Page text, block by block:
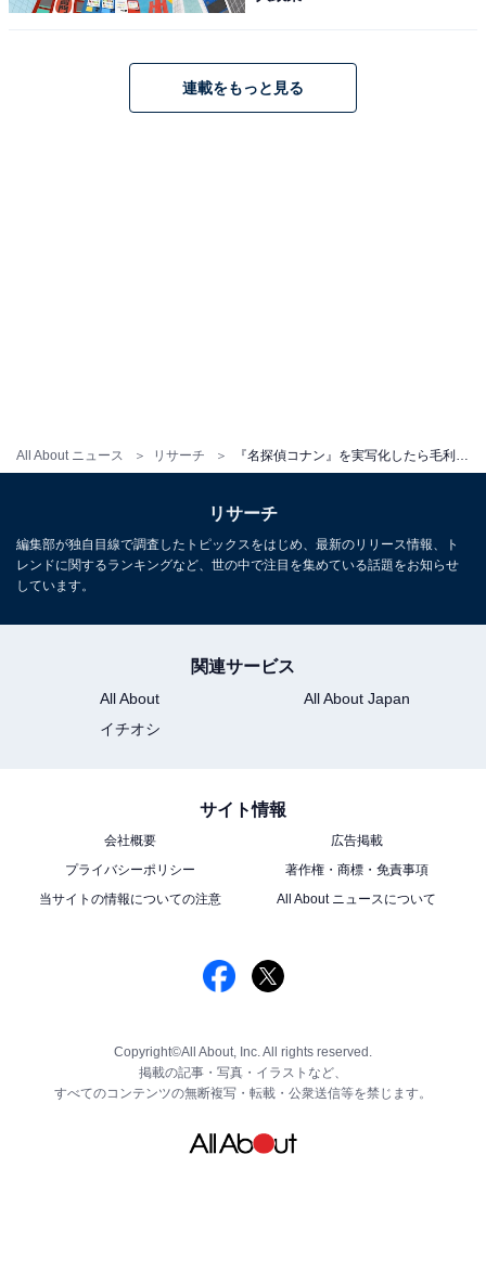
All About ニュース リサーチ 『名探偵コナン』を実写化したら毛利蘭を演じてほしい芸能人ランキング！ 「浜辺美波」を抑えた1位は？
連載をもっと見る
リサーチ
編集部が独自目線で調査したトピックスをはじめ、最新のリリース情報、ト
レンドに関するランキングなど、世の中で注目を集めている話題をお知らせ
しています。
関連サービス
All About
All About Japan
イチオシ
サイト情報
会社概要
広告掲載
プライバシーポリシー
著作権・商標・免責事項
当サイトの情報についての注意
All About ニュースについて
Copyright©All About, Inc. All rights reserved.
掲載の記事・写真・イラストなど、
すべてのコンテンツの無断複写・転載・公衆送信等を禁じます。